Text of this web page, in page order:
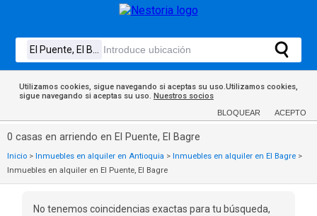
Utilizamos cookies, sigue navegando si aceptas su uso.Utilizamos cookies,
sigue navegando si aceptas su uso. Nuestros socios
BLOQUEAR ACEPTO
0 casas en arriendo en El Puente, El Bagre
Inicio > Inmuebles en alquiler en Antioquia > Inmuebles en alquiler en El Bagre >
Inmuebles en alquiler en El Puente, El Bagre
No tenemos coincidencias exactas para tu búsqueda,